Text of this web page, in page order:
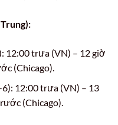
12:00 trưa (VN) – 12 giờ
(Chicago).
6): 12:00 trưa (VN) – 13
(Chicago).